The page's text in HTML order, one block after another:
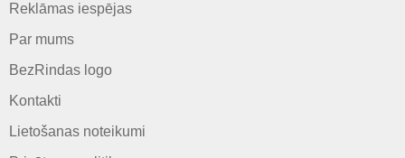
Reklāmas iespējas
Par mums
BezRindas logo
Kontakti
Lietošanas noteikumi